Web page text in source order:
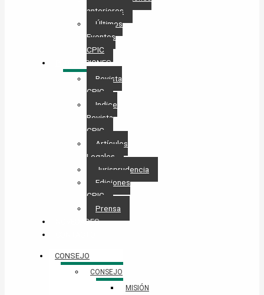
anteriores
Últimos
Eventos
CPIC
PUBLICACIONES
Revista
CPIC
Indice
Revista
CPIC
Artículos
Legales
Jurisprudencia
Ediciones
CPIC
Prensa
NOVEDADES
CONSEJO
CONSEJO
MISIÓN